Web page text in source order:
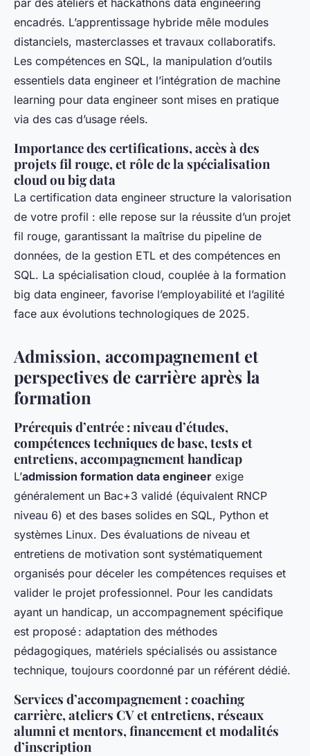
encadrés. L’apprentissage hybride mêle modules
distanciels, masterclasses et travaux collaboratifs.
Les compétences en SQL, la manipulation d’outils
essentiels data engineer et l’intégration de machine
learning pour data engineer sont mises en pratique
via des cas d’usage réels.
Importance des certifications, accès à des
projets fil rouge, et rôle de la spécialisation
cloud ou big data
La certification data engineer structure la valorisation
de votre profil : elle repose sur la réussite d’un projet
fil rouge, garantissant la maîtrise du pipeline de
données, de la gestion ETL et des compétences en
SQL. La spécialisation cloud, couplée à la formation
big data engineer, favorise l’employabilité et l’agilité
face aux évolutions technologiques de 2025.
Admission, accompagnement et
perspectives de carrière après la
formation
Prérequis d’entrée : niveau d’études,
compétences techniques de base, tests et
entretiens, accompagnement handicap
L’admission formation data engineer exige
généralement un Bac+3 validé (équivalent RNCP
niveau 6) et des bases solides en SQL, Python et
systèmes Linux. Des évaluations de niveau et
entretiens de motivation sont systématiquement
organisés pour déceler les compétences requises et
valider le projet professionnel. Pour les candidats
ayant un handicap, un accompagnement spécifique
est proposé : adaptation des méthodes
pédagogiques, matériels spécialisés ou assistance
technique, toujours coordonné par un référent dédié.
Services d’accompagnement : coaching
carrière, ateliers CV et entretiens, réseaux
alumni et mentors, financement et modalités
d’inscription